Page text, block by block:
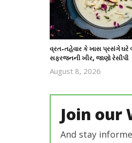
વ્રત-તહેવાર કે ખાસ પ્રસંગે ઘરે
સફરજનની ખીર, જાણો રેસીપી
August 8, 2026
Join our
And stay